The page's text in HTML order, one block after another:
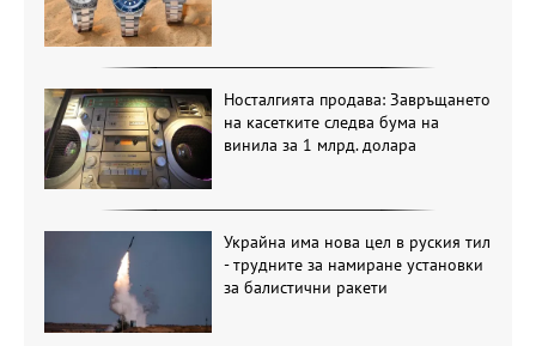
Носталгията продава: Завръщането
на касетките следва бума на
винила за 1 млрд. долара
Украйна има нова цел в руския тил
- трудните за намиране установки
за балистични ракети